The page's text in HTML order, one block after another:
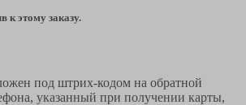
к этому заказу.
под штрих-кодом на обратной
указанный при получении карты,